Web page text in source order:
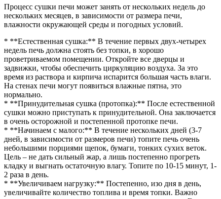
Процесс сушки печи может занять от нескольких недель до
нескольких месяцев, в зависимости от размера печи,
влажности окружающей среды и погодных условий.
* **Естественная сушка:** В течение первых двух-четырех
недель печь должна стоять без топки, в хорошо
проветриваемом помещении. Откройте все дверцы и
задвижки, чтобы обеспечить циркуляцию воздуха. За это
время из раствора и кирпича испарится большая часть влаги.
На стенах печи могут появиться влажные пятна, это
нормально.
* **Принудительная сушка (протопка):** После естественной
сушки можно приступать к принудительной. Она заключается
в очень осторожной и постепенной протопке печи.
* **Начинаем с малого:** В течение нескольких дней (3-7
дней, в зависимости от размеров печи) топите печь очень
небольшими порциями щепок, бумаги, тонких сухих веток.
Цель – не дать сильный жар, а лишь постепенно прогреть
кладку и выгнать остаточную влагу. Топите по 10-15 минут, 1-
2 раза в день.
* **Увеличиваем нагрузку:** Постепенно, изо дня в день,
увеличивайте количество топлива и время топки. Важно